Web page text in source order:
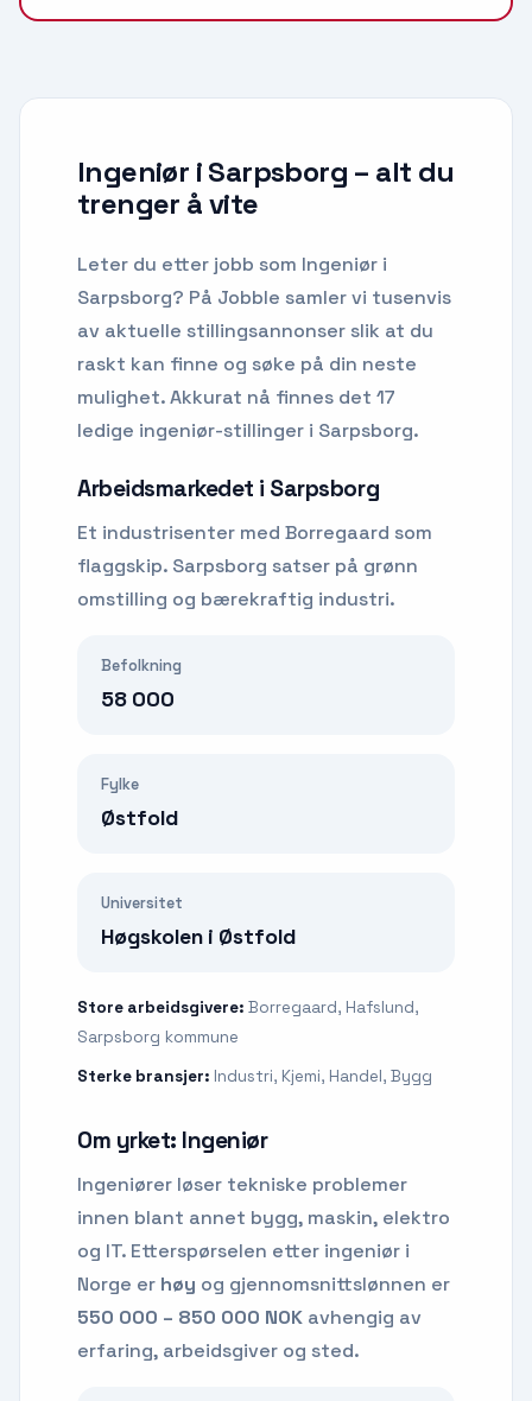
Ingeniør i Sarpsborg – alt du
trenger å vite
Leter du etter jobb som Ingeniør i
Sarpsborg? På Jobble samler vi tusenvis
av aktuelle stillingsannonser slik at du
raskt kan finne og søke på din neste
mulighet.Akkurat nå finnes det 17
ledige ingeniør-stillinger i Sarpsborg.
Arbeidsmarkedet i Sarpsborg
Et industrisenter med Borregaard som
flaggskip. Sarpsborg satser på grønn
omstilling og bærekraftig industri.
Befolkning
58 000
Fylke
Østfold
Universitet
Høgskolen i Østfold
Store arbeidsgivere: Borregaard, Hafslund,
Sarpsborg kommune
Sterke bransjer: Industri, Kjemi, Handel, Bygg
Om yrket: Ingeniør
Ingeniører løser tekniske problemer
innen blant annet bygg, maskin, elektro
og IT. Etterspørselen etter ingeniør i
Norge er høy og gjennomsnittslønnen er
550 000 – 850 000 NOK avhengig av
erfaring, arbeidsgiver og sted.